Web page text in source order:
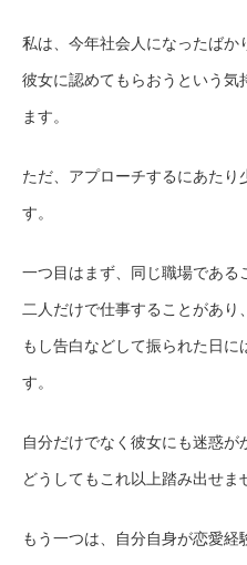
私は、今年社会人になったばか
彼女に認めてもらおうという
ます。
ただ、アプローチするにあたり
す。
一つ目はまず、同じ職場である
二人だけで仕事することがあり、
もし告白などして振られた日に
す。
自分だけでなく彼女にも迷惑が
どうしてもこれ以上踏み出せま
もう一つは、自分自身が恋愛経